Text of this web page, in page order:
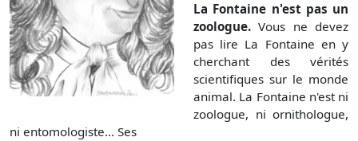
La Fontaine n'est pas un
zoologue.Vous ne devez
pas lire La Fontaine en y
cherchant des vérités
scientifiques sur le monde
animal. La Fontaine n'est ni
zoologue, ni ornithologue,
ni entomologiste... Ses